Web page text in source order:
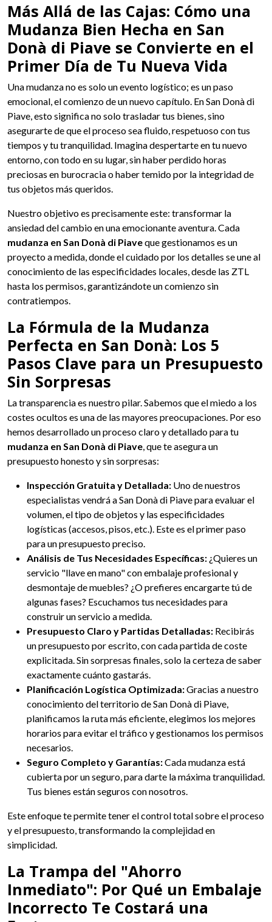
Más Allá de las Cajas: Cómo una
Mudanza Bien Hecha en San
Donà di Piave se Convierte en el
Primer Día de Tu Nueva Vida
Una mudanza no es solo un evento logístico; es un paso
emocional, el comienzo de un nuevo capítulo. En San Donà di
Piave, esto significa no solo trasladar tus bienes, sino
asegurarte de que el proceso sea fluido, respetuoso con tus
tiempos y tu tranquilidad. Imagina despertarte en tu nuevo
entorno, con todo en su lugar, sin haber perdido horas
preciosas en burocracia o haber temido por la integridad de
tus objetos más queridos.
Nuestro objetivo es precisamente este: transformar la
ansiedad del cambio en una emocionante aventura. Cada
mudanza en San Donà di Piaveque gestionamos es un
proyecto a medida, donde el cuidado por los detalles se une al
conocimiento de las especificidades locales, desde las ZTL
hasta los permisos, garantizándote un comienzo sin
contratiempos.
La Fórmula de la Mudanza
Perfecta en San Donà: Los 5
Pasos Clave para un Presupuesto
Sin Sorpresas
La transparencia es nuestro pilar. Sabemos que el miedo a los
costes ocultos es una de las mayores preocupaciones. Por eso
hemos desarrollado un proceso claro y detallado para tu
mudanza en San Donà di Piave, que te asegura un
presupuesto honesto y sin sorpresas:
Inspección Gratuita y Detallada: Uno de nuestros
especialistas vendrá a San Donà di Piave para evaluar el
volumen, el tipo de objetos y las especificidades
logísticas (accesos, pisos, etc.). Este es el primer paso
para un presupuesto preciso.
Análisis de Tus Necesidades Específicas: ¿Quieres un
servicio "llave en mano" con embalaje profesional y
desmontaje de muebles? ¿O prefieres encargarte tú de
algunas fases? Escuchamos tus necesidades para
construir un servicio a medida.
Presupuesto Claro y Partidas Detalladas: Recibirás
un presupuesto por escrito, con cada partida de coste
explicitada. Sin sorpresas finales, solo la certeza de saber
exactamente cuánto gastarás.
Planificación Logística Optimizada:Gracias a nuestro
conocimiento del territorio de San Donà di Piave,
planificamos la ruta más eficiente, elegimos los mejores
horarios para evitar el tráfico y gestionamos los permisos
necesarios.
Seguro Completo y Garantías:Cada mudanza está
cubierta por un seguro, para darte la máxima tranquilidad.
Tus bienes están seguros con nosotros.
Este enfoque te permite tener el control total sobre el proceso
y el presupuesto, transformando la complejidad en
simplicidad.
La Trampa del "Ahorro
Inmediato": Por Qué un Embalaje
Incorrecto Te Costará una